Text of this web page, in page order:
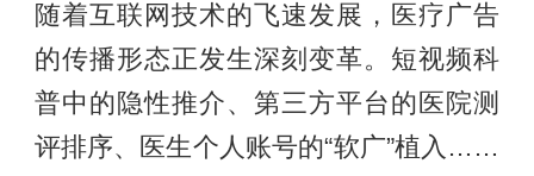
随着互联网技术的飞速发展，医疗广告
的传播形态正发生深刻变革。短视频科
普中的隐性推介、第三方平台的医院测
评排序、医生个人账号的“软广”植入……